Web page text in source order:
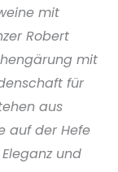
mit
Robert
mit
für
aus
auf der Hefe
und